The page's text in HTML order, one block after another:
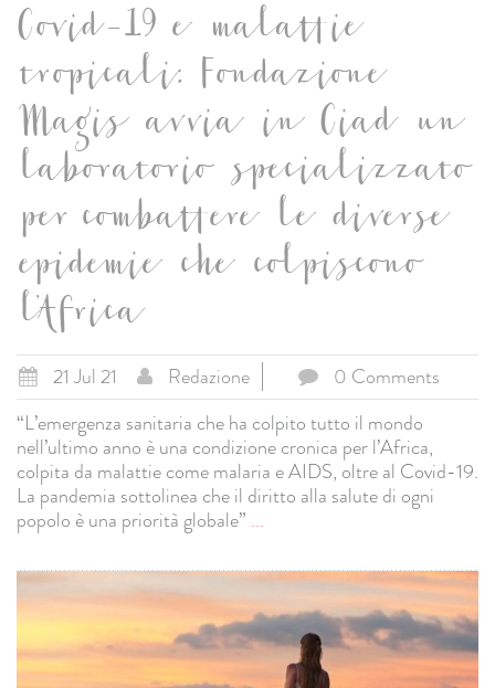
Covid-19 e malattie
tropicali: Fondazione
Magis avvia in Ciad un
laboratorio specializzato
per combattere le diverse
epidemie che colpiscono
l’Africa
21 Jul 21 Redazione
0 Comments
“L’emergenza sanitaria che ha colpito tutto il mondo
nell’ultimo anno è una condizione cronica per l’Africa,
colpita da malattie come malaria e AIDS, oltre al Covid-19.
La pandemia sottolinea che il diritto alla salute di ogni
popolo è una priorità globale” ...